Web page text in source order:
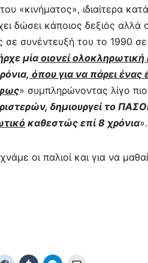
«κινήματος», ιδιαίτερα
δώσει κάποιος δεξιός αλλά
σε συνέντευξή του το 1990
μία οιονεί
όπου για να πάρει
» συμπληρώνοντας λίγο
δημιουργεί το ΠΑΣΟΚ
καθεστώς επί 8 χρόνια».
οι παλιοί και για να